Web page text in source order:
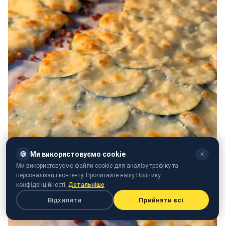
🍪 Ми використовуємо cookie ✕
Ми використовуємо файли cookie для аналізу трафіку та
персоналізації контенту. Прочитайте нашу Політику
конфіденційності. Детальніше
Відхилити Прийняти всі